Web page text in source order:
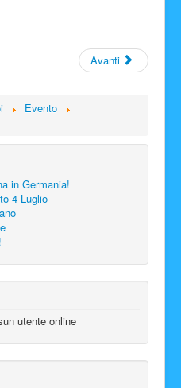
Avanti
Evento
in Germania!
4 Luglio
utente online